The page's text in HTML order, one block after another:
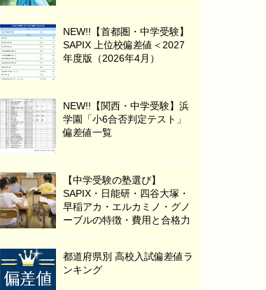
NEW!!【首都圏・中学受験】
SAPIX 上位校偏差値＜2027
年度版（2026年4月）
NEW!!【関西・中学受験】浜
学園「小6合否判定テスト」
偏差値一覧
【中学受験の塾選び】
SAPIX・日能研・四谷大塚・
早稲アカ・エルカミノ・グノ
ーブルの特徴・費用と合格力
都道府県別 高校入試偏差値ラ
ンキング